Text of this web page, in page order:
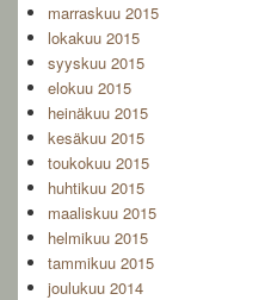
marraskuu 2015
lokakuu 2015
syyskuu 2015
elokuu 2015
heinäkuu 2015
kesäkuu 2015
toukokuu 2015
huhtikuu 2015
maaliskuu 2015
helmikuu 2015
tammikuu 2015
joulukuu 2014